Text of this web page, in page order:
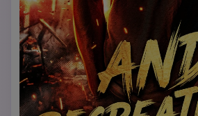
pencahayaan dramatis dan kontras
Cahaya terarah yang kuat dari
Cahaya balik berwarna merah yang
debu. Bayangan dalam pada
dramatis. Kontras tinggi antara
Kamera & Komposisi: Bidikan tubuh
tiga perempat. Sudut rendah sedikit
dominasi. Subjek jelas terpisah dari